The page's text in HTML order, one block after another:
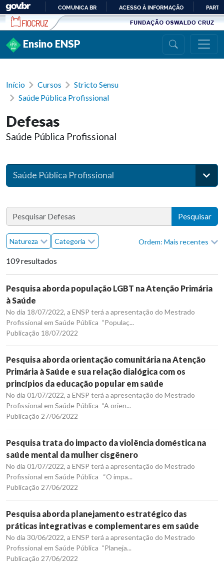
Ir para conteúdo
PARA
COMUNICA BR ACESSO À INFORMAÇÃO
Ensino ENSP
Início Cursos
Stricto Sensu
Saúde Pública Profissional
Defesas
Saúde Pública Profissional
Saúde Pública Profissional
Pesquisar
Natureza Categoria Ordem: Mais recentes
109 resultados
Pesquisa aborda população LGBT na Atenção Primária
à Saúde
No dia 18/07/2022, a ENSP terá a apresentação do Mestrado
Profissional em Saúde Pública “Populaç...
Publicação 18/07/2022
Pesquisa aborda orientação comunitária na Atenção
Primária à Saúde e sua relação dialógica com os
princípios da educação popular em saúde
No dia 01/07/2022, a ENSP terá a apresentação do Mestrado
Profissional em Saúde Pública “A orien...
Publicação 27/06/2022
Pesquisa trata do impacto da violência doméstica na
saúde mental da mulher cisgênero
No dia 01/07/2022, a ENSP terá a apresentação do Mestrado
Profissional em Saúde Pública “O impa...
Publicação 27/06/2022
Pesquisa aborda planejamento estratégico das
práticas integrativas e complementares em saúde
No dia 30/06/2022, a ENSP terá a apresentação do Mestrado
Profissional em Saúde Pública “Planeja...
Publicação 27/06/2022